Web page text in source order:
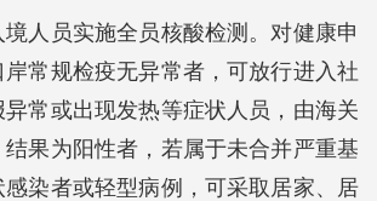
人员实施全员核酸检测。对健康申
常规检疫无异常者，可放行进入社
常或出现发热等症状人员，由海关
果为阳性者，若属于未合并严重基
染者或轻型病例，可采取居家、居